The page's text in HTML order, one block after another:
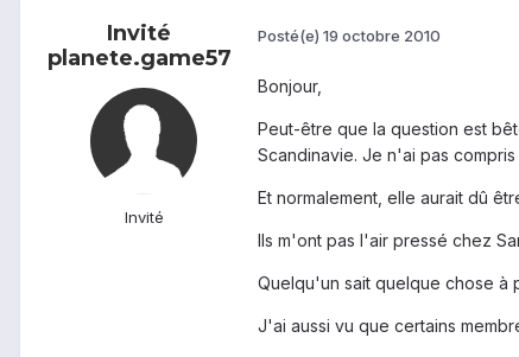
Invité
planete.game57
Invité
Posté(e) 19 octobre 2010
Bonjour,
Peut-être que la question est
Scandinavie. Je n'ai pas
Et normalement, elle aurait dû
Ils m'ont pas l'air pressé chez
Quelqu'un sait quelque chose à
J'ai aussi vu que certains